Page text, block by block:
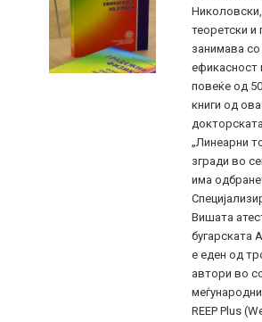
теоретски и
занимава со
ефикасност
повеќе од
книги од
„Линеарни
згради во
има
Вишата
бугарската
е еден од
автори во
REEP Plus